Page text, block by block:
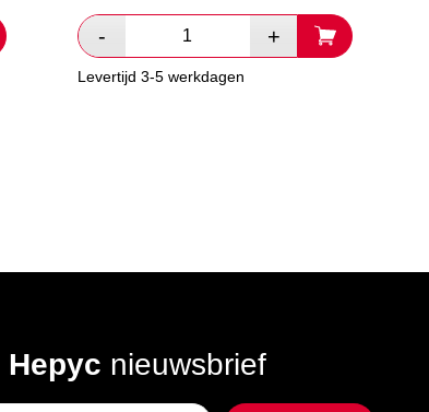
Levertijd 3-5 werkdagen
Hepyc nieuwsbrief